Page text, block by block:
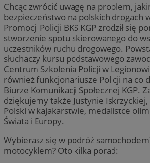
Chcąc zwrócić uwagę na problem,
bezpieczeństwo na polskich drogach
Promocji Policji BKS KGP zrodził się
stworzenie spotu skierowanego do
uczestników ruchu drogowego.
słuchaczy kursu podstawowego
Centrum Szkolenia Policji w
również funkcjonariusze Policji na co
Biurze Komunikacji Społecznej KGP.
dziękujemy także Justynie
Polski w kajakarstwie, medalistce
Świata i Europy.
Wybierasz się w podróż
motocyklem? Oto kilka porad: